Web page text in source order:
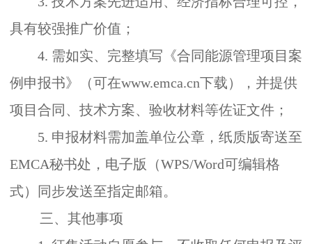
具有较强推广价值；
4. 需如实、完整填写《合同能源管理项目案
例申报书》（可在www.emca.cn下载），并提供
项目合同、技术方案、验收材料等佐证文件；
5. 申报材料需加盖单位公章，纸质版寄送至
EMCA秘书处，电子版（WPS/Word可编辑格
式）同步发送至指定邮箱。
三、其他事项